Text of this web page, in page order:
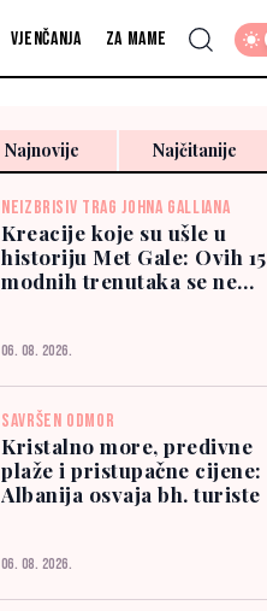
Vjenčanja Za mame
Najnovije Najčitanije
NEIZBRISIV TRAG JOHNA GALLIANA
Kreacije koje su ušle u
historiju Met Gale: Ovih 15
modnih trenutaka se ne
06. 08. 2026.
SAVRŠEN ODMOR
Kristalno more, predivne
plaže i pristupačne cijene:
Albanija osvaja bh. turiste
06. 08. 2026.